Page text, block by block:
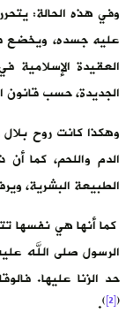
وفي هذه الحالة:
عليه جسده، ويخضع
العقيدة
الجديدة، حسب قانون
وهكذا كانت روح
الدم واللحم، كما
الطبيعة البشرية،
كما أنها هي نفسها
الرسول صلى الله
حد الزنا عليها.
(
[2]
)
.